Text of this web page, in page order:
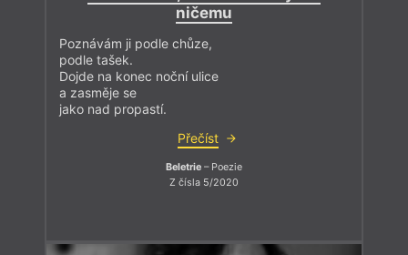
ničemu
Poznávám ji podle chůze,
podle tašek.
Dojde na konec noční ulice
a zasměje se
jako nad propastí.
Přečíst
Beletrie – Poezie
Z čísla 5/2020